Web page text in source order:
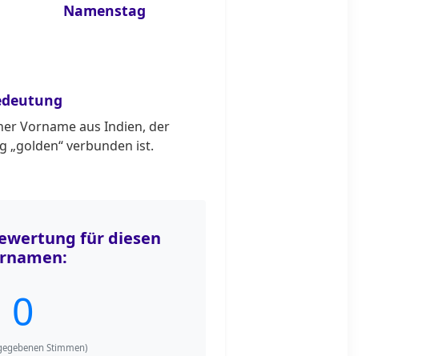
Namenstag
Vorname aus Indien, der
„golden“ verbunden ist.
für diesen
0
Stimmen)